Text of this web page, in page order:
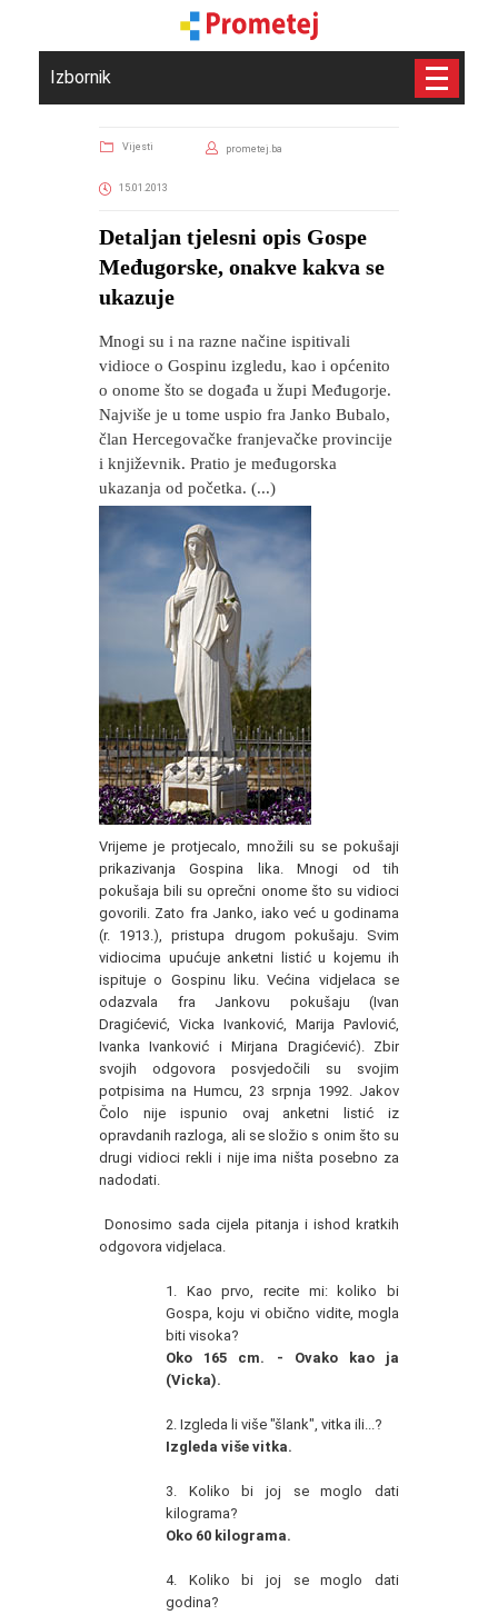
Izbornik
Vijesti prometej.ba
15.01.2013
Detaljan tjelesni opis Gospe
Međugorske, onakve kakva se
ukazuje
Mnogi su i na razne načine ispitivali
vidioce o Gospinu izgledu, kao i općenito
o onome što se događa u župi Međugorje.
Najviše je u tome uspio fra Janko Bubalo,
član Hercegovačke franjevačke provincije
i književnik. Pratio je međugorska
ukazanja od početka. (...)
Vrijeme je protjecalo, množili su se pokušaji
prikazivanja Gospina lika. Mnogi od tih
pokušaja bili su oprečni onome što su vidioci
govorili. Zato fra Janko, iako već u godinama
(r. 1913.), pristupa drugom pokušaju. Svim
vidiocima upućuje anketni listić u kojemu ih
ispituje o Gospinu liku. Većina vidjelaca se
odazvala fra Jankovu pokušaju (Ivan
Dragićević, Vicka Ivanković, Marija Pavlović,
Ivanka Ivanković i Mirjana Dragićević). Zbir
svojih odgovora posvjedočili su svojim
potpisima na Humcu, 23 srpnja 1992. Jakov
Čolo nije ispunio ovaj anketni listić iz
opravdanih razloga, ali se složio s onim što su
drugi vidioci rekli i nije ima ništa posebno za
nadodati.
Donosimo sada cijela pitanja i ishod kratkih
odgovora vidjelaca.
1. Kao prvo, recite mi: koliko bi
Gospa, koju vi obično vidite, mogla
biti visoka?
Oko 165 cm. - Ovako kao ja
(Vicka).
2. Izgleda li više "šlank", vitka ili...?
Izgleda više vitka.
3. Koliko bi joj se moglo dati
kilograma?
Oko 60 kilograma.
4. Koliko bi joj se moglo dati
godina?